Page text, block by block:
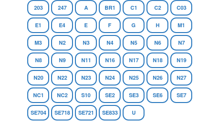
203 247 A BR1 C1 C2 C03
E1 E4 E F G H M1
M3 N2 N3 N4 N5 N6 N7
N8 N9 N11 N16 N17 N18 N19
N20 N22 N23 N24 N25 N26 N27
NC1 NC2 S10 SE2 SE3 SE6 SE7
SE704 SE718 SE721 SE833 U